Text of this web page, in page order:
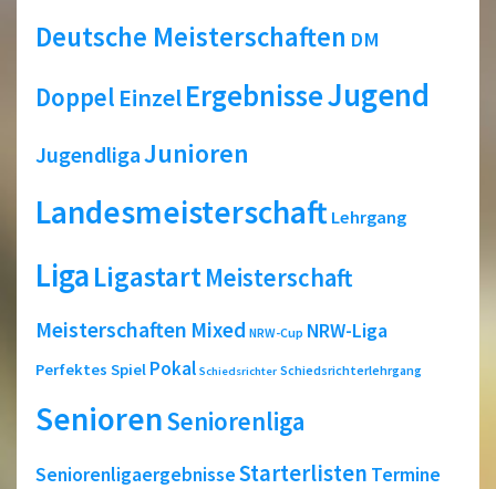
Deutsche Meisterschaften DM
Doppel EinzelErgebnisseJugend
JugendligaJunioren
Landesmeisterschaft Lehrgang
LigaLigastartMeisterschaft
Meisterschaften Mixed NRW-Cup NRW-Liga
Perfektes Spiel Pokal Schiedsrichter Schiedsrichterlehrgang
SeniorenSeniorenliga
SeniorenligaergebnisseStarterlisten Termine